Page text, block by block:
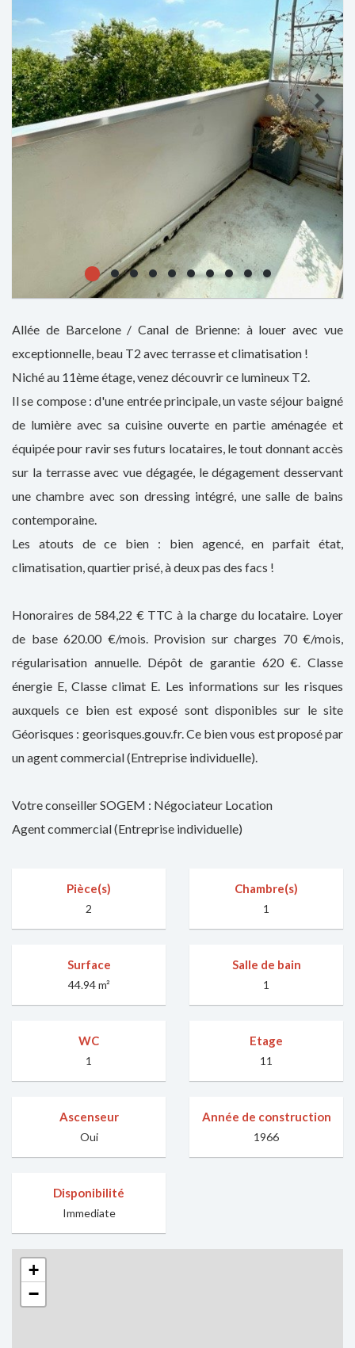
Allée de Barcelone / Canal de Brienne: à louer avec vue
exceptionnelle, beau T2 avec terrasse et climatisation !
Niché au 11ème étage, venez découvrir ce lumineux T2.
Il se compose : d'une entrée principale, un vaste séjour baigné
de lumière avec sa cuisine ouverte en partie aménagée et
équipée pour ravir ses futurs locataires, le tout donnant accès
sur la terrasse avec vue dégagée, le dégagement desservant
une chambre avec son dressing intégré, une salle de bains
contemporaine.
Les atouts de ce bien : bien agencé, en parfait état,
climatisation, quartier prisé, à deux pas des facs !
Honoraires de 584,22 € TTC à la charge du locataire. Loyer
de base 620.00 €/mois. Provision sur charges 70 €/mois,
régularisation annuelle. Dépôt de garantie 620 €. Classe
énergie E, Classe climat E. Les informations sur les risques
auxquels ce bien est exposé sont disponibles sur le site
Géorisques : georisques.gouv.fr. Ce bien vous est proposé par
un agent commercial (Entreprise individuelle).
Votre conseiller SOGEM : Négociateur Location
Agent commercial (Entreprise individuelle)
Pièce(s)
2
Chambre(s)
1
Surface
44.94 m²
Salle de bain
1
WC
1
Etage
11
Ascenseur
Oui
Année de construction
1966
Disponibilité
Immediate
+
−